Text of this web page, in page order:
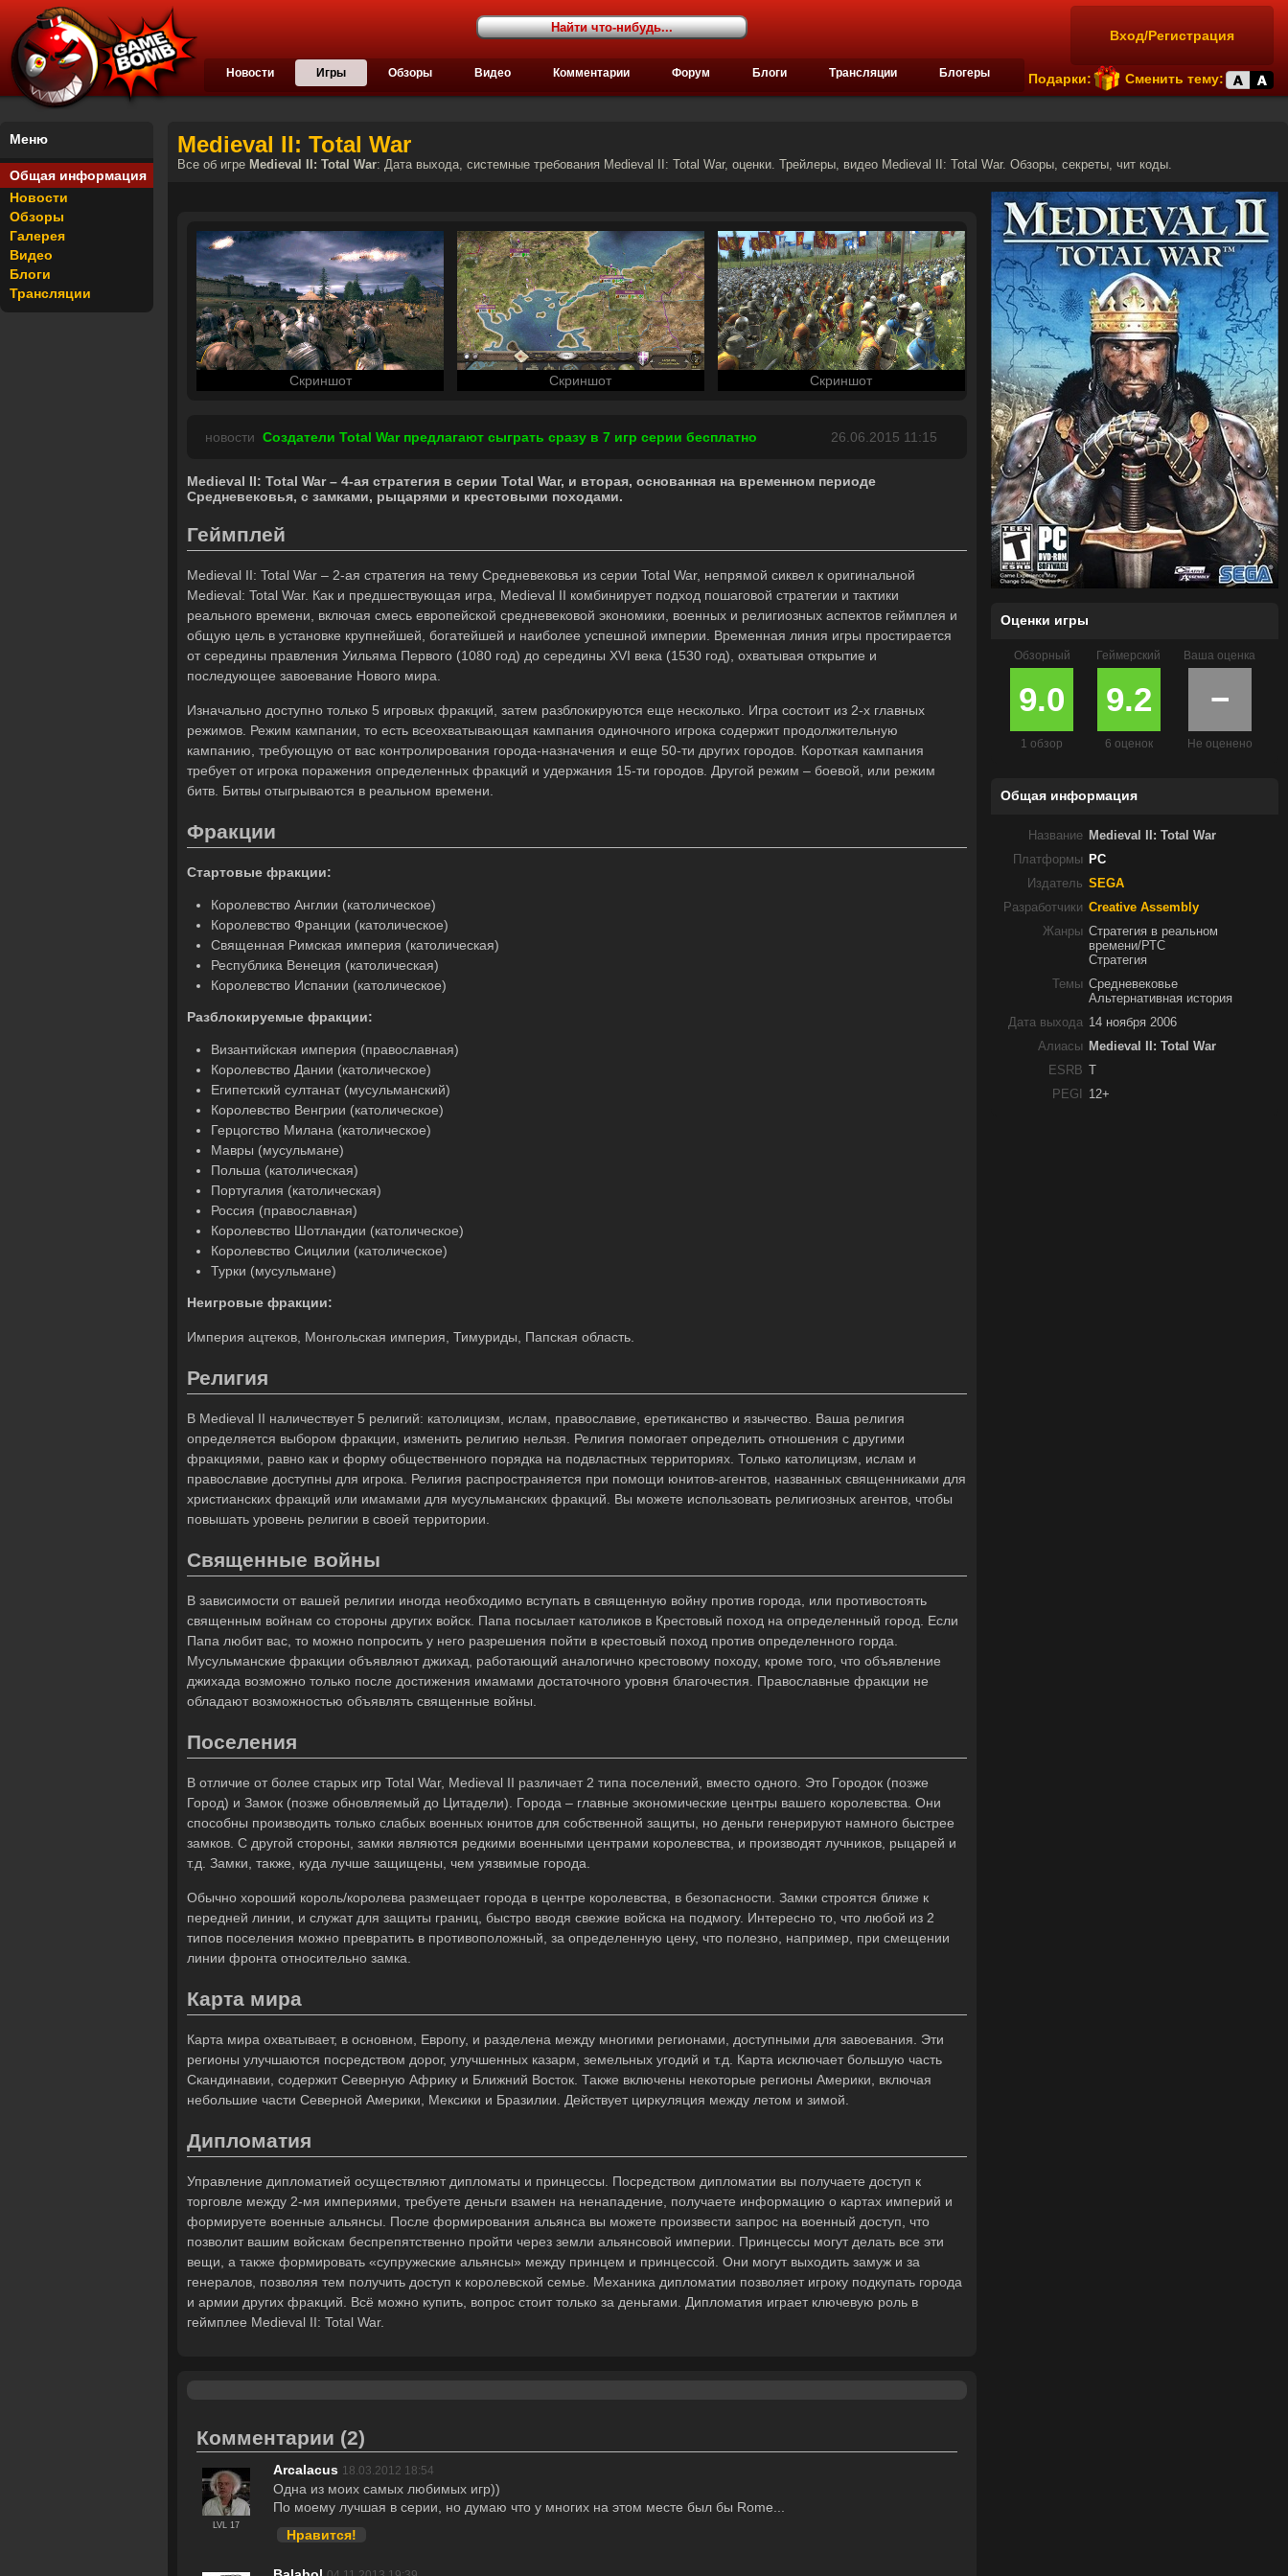
Вход/Регистрация
Подарки: Сменить тему:
Новости Игры Обзоры Видео Комментарии Форум Блоги Трансляции Блогеры
Меню
Общая информация
Новости
Обзоры
Галерея
Видео
Блоги
Трансляции
Medieval II: Total War
Все об игре Medieval II: Total War: Дата выхода, системные требования Medieval II: Total War, оценки. Трейлеры, видео Medieval II: Total War. Обзоры, секреты, чит коды.
Скриншот Скриншот Скриншот
новости Создатели Total War предлагают сыграть сразу в 7 игр серии бесплатно 26.06.2015 11:15
Medieval II: Total War – 4-ая стратегия в серии Total War, и вторая, основанная на временном периоде
Средневековья, с замками, рыцарями и крестовыми походами.
Геймплей
Medieval II: Total War – 2-ая стратегия на тему Средневековья из серии Total War, непрямой сиквел к оригинальной
Medieval: Total War. Как и предшествующая игра, Medieval II комбинирует подход пошаговой стратегии и тактики
реального времени, включая смесь европейской средневековой экономики, военных и религиозных аспектов геймплея и
общую цель в установке крупнейшей, богатейшей и наиболее успешной империи. Временная линия игры простирается
от середины правления Уильяма Первого (1080 год) до середины XVI века (1530 год), охватывая открытие и
последующее завоевание Нового мира.
Изначально доступно только 5 игровых фракций, затем разблокируются еще несколько. Игра состоит из 2-х главных
режимов. Режим кампании, то есть всеохватывающая кампания одиночного игрока содержит продолжительную
кампанию, требующую от вас контролирования города-назначения и еще 50-ти других городов. Короткая кампания
требует от игрока поражения определенных фракций и удержания 15-ти городов. Другой режим – боевой, или режим
битв. Битвы отыгрываются в реальном времени.
Фракции
Стартовые фракции:
Королевство Англии (католическое)
Королевство Франции (католическое)
Священная Римская империя (католическая)
Республика Венеция (католическая)
Королевство Испании (католическое)
Разблокируемые фракции:
Византийская империя (православная)
Королевство Дании (католическое)
Египетский султанат (мусульманский)
Королевство Венгрии (католическое)
Герцогство Милана (католическое)
Мавры (мусульмане)
Польша (католическая)
Португалия (католическая)
Россия (православная)
Королевство Шотландии (католическое)
Королевство Сицилии (католическое)
Турки (мусульмане)
Неигровые фракции:
Империя ацтеков, Монгольская империя, Тимуриды, Папская область.
Религия
В Medieval II наличествует 5 религий: католицизм, ислам, православие, еретиканство и язычество. Ваша религия
определяется выбором фракции, изменить религию нельзя. Религия помогает определить отношения с другими
фракциями, равно как и форму общественного порядка на подвластных территориях. Только католицизм, ислам и
православие доступны для игрока. Религия распространяется при помощи юнитов-агентов, названных священниками для
христианских фракций или имамами для мусульманских фракций. Вы можете использовать религиозных агентов, чтобы
повышать уровень религии в своей территории.
Священные войны
В зависимости от вашей религии иногда необходимо вступать в священную войну против города, или противостоять
священным войнам со стороны других войск. Папа посылает католиков в Крестовый поход на определенный город. Если
Папа любит вас, то можно попросить у него разрешения пойти в крестовый поход против определенного горда.
Мусульманские фракции объявляют джихад, работающий аналогично крестовому походу, кроме того, что объявление
джихада возможно только после достижения имамами достаточного уровня благочестия. Православные фракции не
обладают возможностью объявлять священные войны.
Поселения
В отличие от более старых игр Total War, Medieval II различает 2 типа поселений, вместо одного. Это Городок (позже
Город) и Замок (позже обновляемый до Цитадели). Города – главные экономические центры вашего королевства. Они
способны производить только слабых военных юнитов для собственной защиты, но деньги генерируют намного быстрее
замков. С другой стороны, замки являются редкими военными центрами королевства, и производят лучников, рыцарей и
т.д. Замки, также, куда лучше защищены, чем уязвимые города.
Обычно хороший король/королева размещает города в центре королевства, в безопасности. Замки строятся ближе к
передней линии, и служат для защиты границ, быстро вводя свежие войска на подмогу. Интересно то, что любой из 2
типов поселения можно превратить в противоположный, за определенную цену, что полезно, например, при смещении
линии фронта относительно замка.
Карта мира
Карта мира охватывает, в основном, Европу, и разделена между многими регионами, доступными для завоевания. Эти
регионы улучшаются посредством дорог, улучшенных казарм, земельных угодий и т.д. Карта исключает большую часть
Скандинавии, содержит Северную Африку и Ближний Восток. Также включены некоторые регионы Америки, включая
небольшие части Северной Америки, Мексики и Бразилии. Действует циркуляция между летом и зимой.
Дипломатия
Управление дипломатией осуществляют дипломаты и принцессы. Посредством дипломатии вы получаете доступ к
торговле между 2-мя империями, требуете деньги взамен на ненападение, получаете информацию о картах империй и
формируете военные альянсы. После формирования альянса вы можете произвести запрос на военный доступ, что
позволит вашим войскам беспрепятственно пройти через земли альянсовой империи. Принцессы могут делать все эти
вещи, а также формировать «супружеские альянсы» между принцем и принцессой. Они могут выходить замуж и за
генералов, позволяя тем получить доступ к королевской семье. Механика дипломатии позволяет игроку подкупать города
и армии других фракций. Всё можно купить, вопрос стоит только за деньгами. Дипломатия играет ключевую роль в
геймплее Medieval II: Total War.
Комментарии (2)
LVL 17
Arcalacus 18.03.2012 18:54
Одна из моих самых любимых игр))
По моему лучшая в серии, но думаю что у многих на этом месте был бы Rome...
Нравится!
Оценки игры
Обзорный
9.0
1 обзор
Геймерский
9.2
6 оценок
Ваша оценка
−
Не оценено
Общая информация
Название Medieval II: Total War
Платформы PC
Издатель SEGA
Разработчики Creative Assembly
Жанры Стратегия в реальном
времени/РТС
Стратегия
Темы Средневековье
Альтернативная история
Дата выхода 14 ноября 2006
Алиасы Medieval II: Total War
ESRB
PEGI
12+